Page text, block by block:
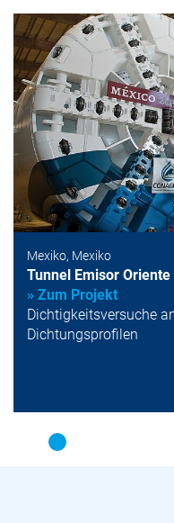
Mexiko, Mexiko
Tunnel Emisor Oriente
» Zum Projekt
Dichtigkeitsversuche
Dichtungsprofilen